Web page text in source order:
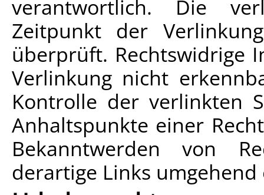
verantwortlich. Die
Zeitpunkt der
überprüft. Rechtswidrige
Verlinkung nicht
Kontrolle der verlinkten
Anhaltspunkte einer
Bekanntwerden von
derartige Links